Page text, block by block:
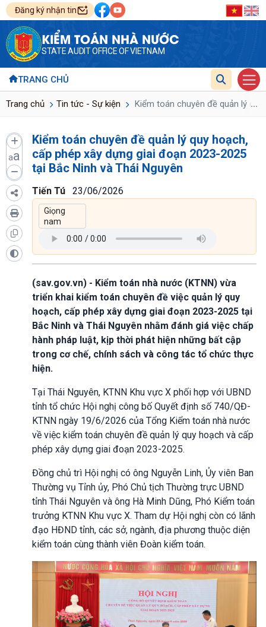
Đăng ký nhận tin
KIỂM TOÁN NHÀ NƯỚC
STATE AUDIT OFFICE OF VIETNAM
TRANG CHỦ
Trang chủ Tin tức - Sự kiện Kiểm toán chuyên đề quản lý ...
aa
Kiểm toán chuyên đề quản lý quy hoạch,
cấp phép xây dựng giai đoạn 2023-2025
tại Bắc Ninh và Thái Nguyên
Tiến Tú 23/06/2026
(sav.gov.vn) - Kiểm toán nhà nước (KTNN) vừa
triển khai kiểm toán chuyên đề việc quản lý quy
hoạch, cấp phép xây dựng giai đoạn 2023-2025 tại
Bắc Ninh và Thái Nguyên nhằm đánh giá việc chấp
hành pháp luật, kịp thời phát hiện những bất cập
trong cơ chế, chính sách và công tác tổ chức thực
hiện.
Tại Thái Nguyên, KTNN Khu vực X phối hợp với UBND
tỉnh tổ chức Hội nghị công bố Quyết định số 740/QĐ-
KTNN ngày 19/6/2026 của Tổng Kiểm toán nhà nước
về việc kiểm toán chuyên đề quản lý quy hoạch và cấp
phép xây dựng giai đoạn 2023-2025.
Đồng chủ trì Hội nghị có ông Nguyễn Linh, Ủy viên Ban
Thường vụ Tỉnh ủy, Phó Chủ tịch Thường trực UBND
tỉnh Thái Nguyên và ông Hà Minh Dũng, Phó Kiểm toán
trưởng KTNN Khu vực X. Tham dự Hội nghị còn có lãnh
đạo HĐND tỉnh, các sở, ngành, địa phương thuộc diện
kiểm toán cùng thành viên Đoàn kiểm toán.